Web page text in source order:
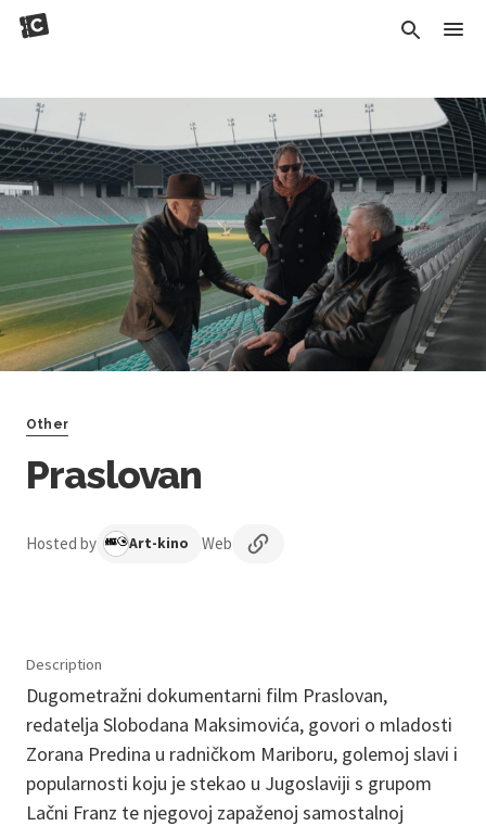
Other
Praslovan
Hosted by Art-kino Web
Description
Dugometražni dokumentarni film Praslovan,
redatelja Slobodana Maksimovića, govori o mladosti
Zorana Predina u radničkom Mariboru, golemoj slavi i
popularnosti koju je stekao u Jugoslaviji s grupom
Lačni Franz te njegovoj zapaženoj samostalnoj